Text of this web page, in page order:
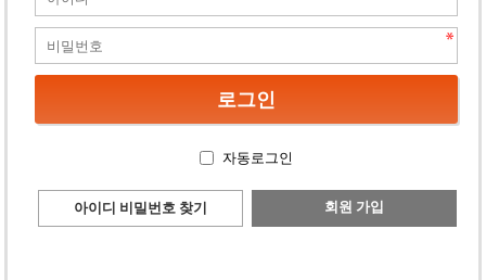
자동로그인
아이디 비밀번호 찾기 회원 가입